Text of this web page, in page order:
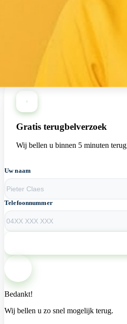
+13 loodgieters beschikbaar nu
Gratis terugbelverzoek
Wij bellen u binnen 5 minuten terug
Uw naam
Telefoonnummer
Bedankt!
Wij bellen u zo snel mogelijk terug.